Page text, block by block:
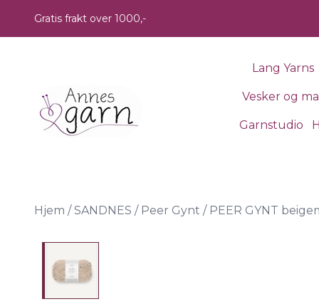
Gratis frakt over 1000,-
Lang Yarns
Vesker og
Garnstudio
Hjem / SANDNES / Peer Gynt / PEER GYNT